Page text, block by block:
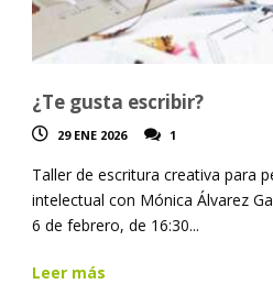
¿Te gusta escribir?
29 ENE 2026 1
Taller de escritura creativa para
intelectual con Mónica Álvarez
6 de febrero, de 16:30...
Leer más